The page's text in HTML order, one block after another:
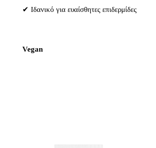
✔ Ιδανικό για ευαίσθητες επιδερμίδες​
Vegan